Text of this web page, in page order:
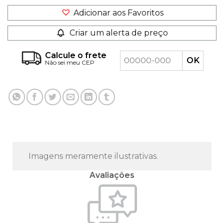
Adicionar aos Favoritos
Criar um alerta de preço
Calcule o frete
Não sei meu CEP
Imagens meramente ilustrativas.
Avaliações